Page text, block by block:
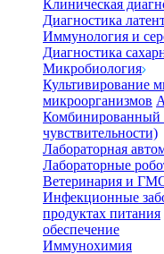
Клиническая
Диагностика
Иммунология и
Диагностика
Микробиология
Культивирование
микроорганизмов
Комбинированный
чувствительности)
Лабораторная
Лабораторные
Ветеринария и
Инфекционные
продуктах питания
обеспечение
Иммунохимия